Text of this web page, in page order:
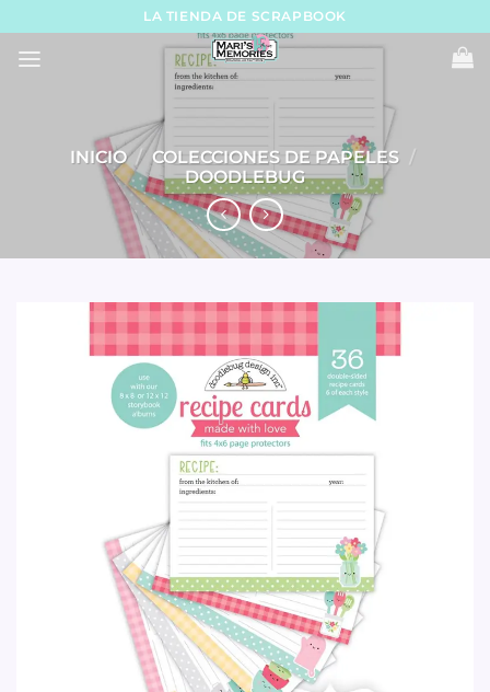
to
content
LA TIENDA DE SCRAPBOOK
INICIO / COLECCIONES DE PAPELES /
DOODLEBUG